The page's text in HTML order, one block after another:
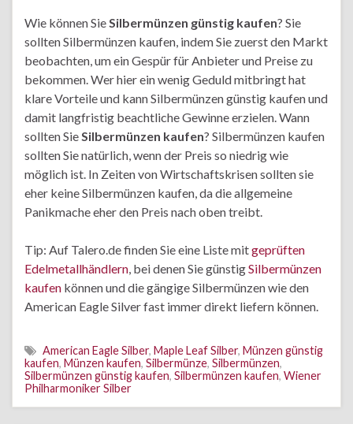
Wie können SieSilbermünzen günstig kaufen? Sie
sollten Silbermünzen kaufen, indem Sie zuerst den Markt
beobachten, um ein Gespür für Anbieter und Preise zu
bekommen. Wer hier ein wenig Geduld mitbringt hat
klare Vorteile und kann Silbermünzen günstig kaufen und
damit langfristig beachtliche Gewinne erzielen. Wann
sollten SieSilbermünzen kaufen? Silbermünzen kaufen
sollten Sie natürlich, wenn der Preis so niedrig wie
möglich ist. In Zeiten von Wirtschaftskrisen sollten sie
eher keine Silbermünzen kaufen, da die allgemeine
Panikmache eher den Preis nach oben treibt.
Tip: Auf Talero.de finden Sie eine Liste mitgeprüften
Edelmetallhändlern, bei denen Sie günstigSilbermünzen
kaufen können und die gängige Silbermünzen wie den
American Eagle Silver fast immer direkt liefern können.
American Eagle Silber, Maple Leaf Silber, Münzen günstig
kaufen, Münzen kaufen, Silbermünze, Silbermünzen,
Silbermünzen günstig kaufen, Silbermünzen kaufen, Wiener
Philharmoniker Silber